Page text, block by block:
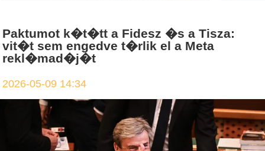
Paktumot k�t�tt a Fidesz �s a Tisza:
vit�t sem engedve t�rlik el a Meta
rekl�mad�j�t
2026-05-09 14:34